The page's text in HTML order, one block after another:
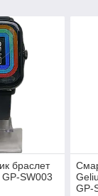
браслет
SW003
GP-